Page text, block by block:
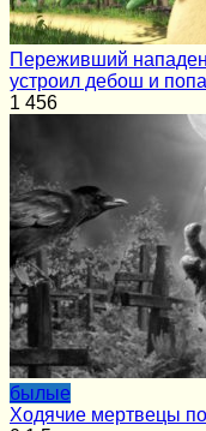
Переживший
устроил дебош и
1 456
былые
Ходячие мертвецы